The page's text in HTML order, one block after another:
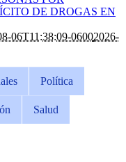
DE DROGAS EN
06T11:38:09-06002026-
Política
Salud